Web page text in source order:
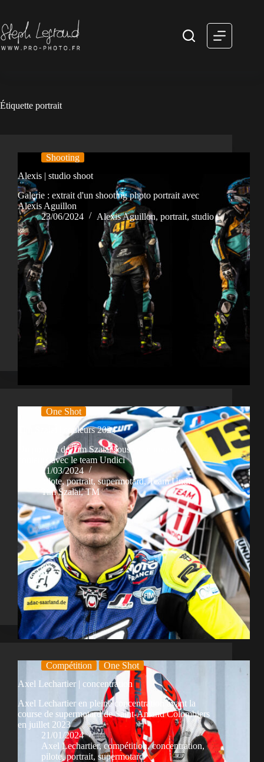
contenu
Étiquette portrait
Shooting
Alexis | studio shoot
Galerie : extrait d'un shooting photo portrait avec
Alexis Aguillon
23/06/2024
Alexis Aguillon, portrait, studio
One Shot
Tim Szalai | couleurs 2024
Un portrait de Tim Szalai sous ses nouvelles
couleurs avec le team Undici
21/03/2024
pilote,portrait,supermotard,Team Undici,
Tim Szalai,TM
Compétition
One Shot
Axel Lechartier | concentration
Axel Lechartier en pleine concentration avant la
course de supermotard de Saint-Amand Colombiers
en juillet 2023
21/01/2024
Axel Lechartier,compétition,concentration,
pilote,portrait, supermotard